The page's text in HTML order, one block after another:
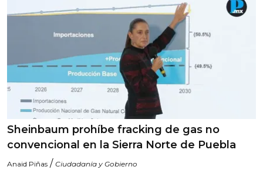
Sheinbaum prohíbe fracking de gas no
convencional en la Sierra Norte de Puebla
Anaid Piñas / Ciudadanía y Gobierno